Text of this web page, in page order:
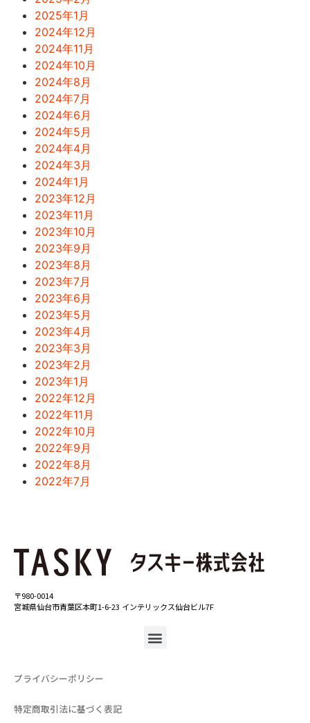
2025年1月
2024年12月
2024年11月
2024年10月
2024年8月
2024年7月
2024年6月
2024年5月
2024年4月
2024年3月
2024年1月
2023年12月
2023年11月
2023年10月
2023年9月
2023年8月
2023年7月
2023年6月
2023年5月
2023年4月
2023年3月
2023年2月
2023年1月
2022年12月
2022年11月
2022年10月
2022年9月
2022年8月
2022年7月
〒980-0014
宮城県仙台市青葉区本町1-6-23 インテリックス仙台ビル7F
プライバシーポリシー
特定商取引法に基づく表記